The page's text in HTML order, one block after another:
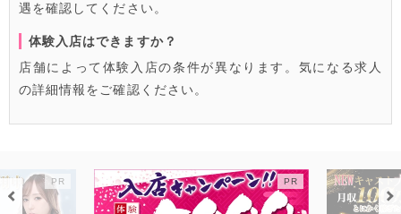
遇を確認してください。
体験入店はできますか？
店舗によって体験入店の条件が異なります。気になる求人
の詳細情報をご確認ください。